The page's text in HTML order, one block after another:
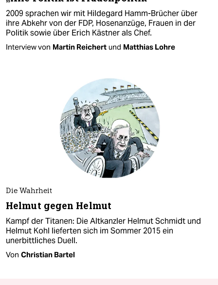
2009 sprachen wir mit Hildegard Hamm-Brücher über
ihre Abkehr von der FDP, Hosenanzüge, Frauen in der
Politik sowie über Erich Kästner als Chef.
Interview von Martin Reichert und Matthias Lohre
Die Wahrheit
Helmut gegen Helmut
Kampf der Titanen: Die Altkanzler Helmut Schmidt und
Helmut Kohl lieferten sich im Sommer 2015 ein
unerbittliches Duell.
Von Christian Bartel